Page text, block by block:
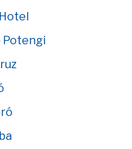
Potengi